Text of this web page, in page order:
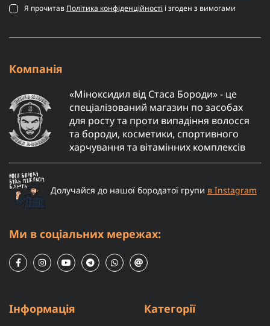
Я прочитав Політика конфіденційності і згоден з вимогами
Компанія
«Міноксидил від Стаса Бороди» - це
спеціалізований магазин по засобах
для росту та проти випадіння волосся
та бороди, косметики, спортивного
харчування та вітамінних комплексів
Долучайся до нашої бородатої групи в Instagram
Ми в соціальних мережах:
Інформація Категорії